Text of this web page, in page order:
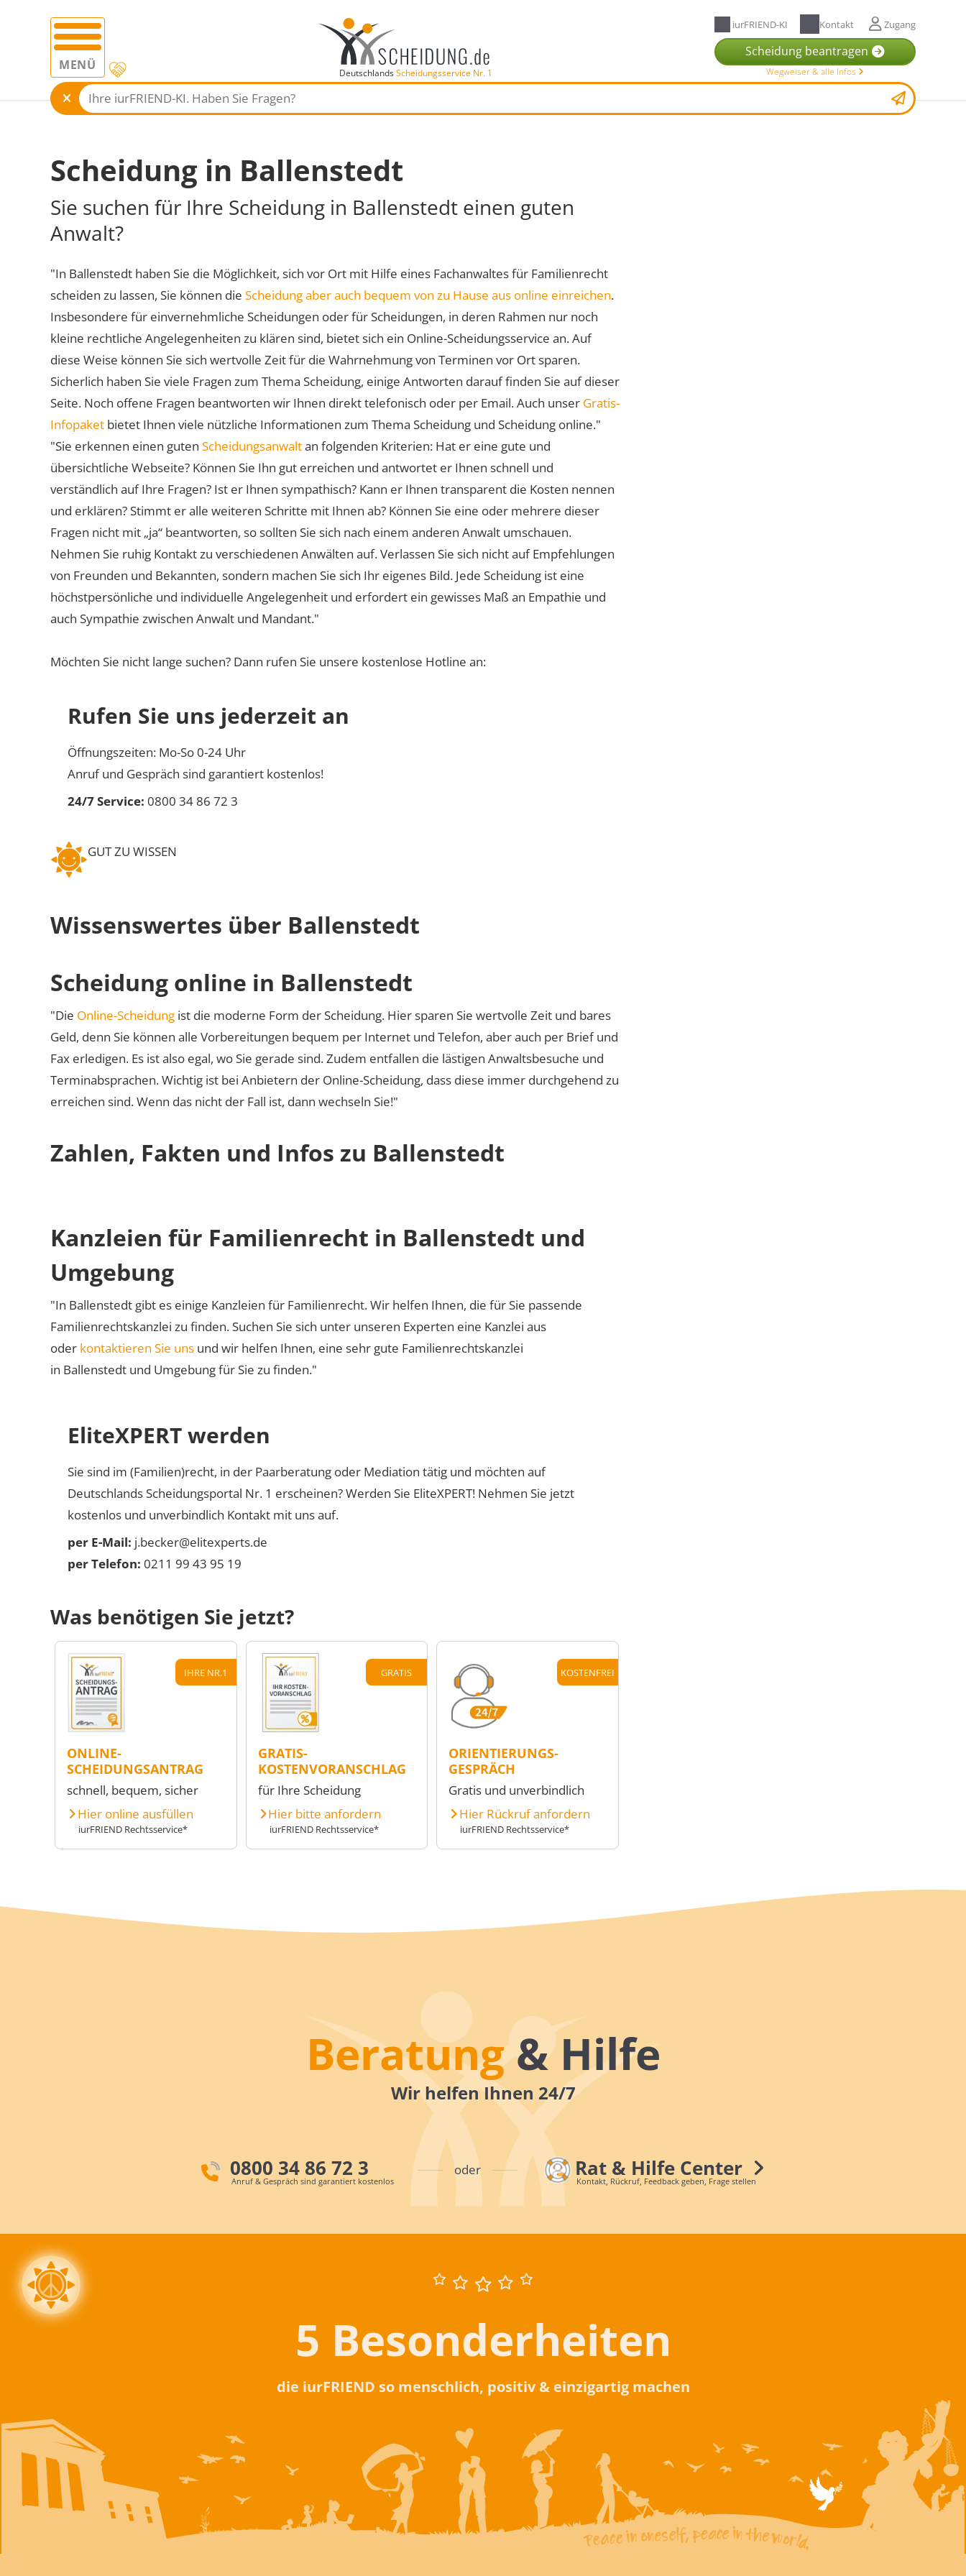
MENÜ DeutschlandsScheidungsservice Nr. 1
iurFRIEND-KI Kontakt Zugang
Scheidung beantragen
Wegweiser & alle Infos
Scheidung in Ballenstedt
Sie suchen für Ihre Scheidung in Ballenstedt einen guten
Anwalt?
"In Ballenstedt haben Sie die Möglichkeit, sich vor Ort mit Hilfe eines Fachanwaltes für Familienrecht
scheiden zu lassen, Sie können die Scheidung aber auch bequem von zu Hause aus online einreichen.
Insbesondere für einvernehmliche Scheidungen oder für Scheidungen, in deren Rahmen nur noch
kleine rechtliche Angelegenheiten zu klären sind, bietet sich ein Online-Scheidungsservice an. Auf
diese Weise können Sie sich wertvolle Zeit für die Wahrnehmung von Terminen vor Ort sparen.
Sicherlich haben Sie viele Fragen zum Thema Scheidung, einige Antworten darauf finden Sie auf dieser
Seite. Noch offene Fragen beantworten wir Ihnen direkt telefonisch oder per Email. Auch unser Gratis-
Infopaket bietet Ihnen viele nützliche Informationen zum Thema Scheidung und Scheidung online."
"Sie erkennen einen guten Scheidungsanwaltan folgenden Kriterien: Hat er eine gute und
übersichtliche Webseite? Können Sie Ihn gut erreichen und antwortet er Ihnen schnell und
verständlich auf Ihre Fragen? Ist er Ihnen sympathisch? Kann er Ihnen transparent die Kosten nennen
und erklären? Stimmt er alle weiteren Schritte mit Ihnen ab? Können Sie eine oder mehrere dieser
Fragen nicht mit „ja“ beantworten, so sollten Sie sich nach einem anderen Anwalt umschauen.
Nehmen Sie ruhig Kontakt zu verschiedenen Anwälten auf. Verlassen Sie sich nicht auf Empfehlungen
von Freunden und Bekannten, sondern machen Sie sich Ihr eigenes Bild. Jede Scheidung ist eine
höchstpersönliche und individuelle Angelegenheit und erfordert ein gewisses Maß an Empathie und
auch Sympathie zwischen Anwalt und Mandant."
Möchten Sie nicht lange suchen? Dann rufen Sie unsere kostenlose Hotline an:
Rufen Sie uns jederzeit an
Öffnungszeiten: Mo-So 0-24 Uhr
Anruf und Gespräch sind garantiert kostenlos!
24/7 Service: 0800 34 86 72 3
GUT ZU WISSEN
Wissenswertes über Ballenstedt
Scheidung online in Ballenstedt
"Die Online-Scheidung ist die moderne Form der Scheidung. Hier sparen Sie wertvolle Zeit und bares
Geld, denn Sie können alle Vorbereitungen bequem per Internet und Telefon, aber auch per Brief und
Fax erledigen. Es ist also egal, wo Sie gerade sind. Zudem entfallen die lästigen Anwaltsbesuche und
Terminabsprachen. Wichtig ist bei Anbietern der Online-Scheidung, dass diese immer durchgehend zu
erreichen sind. Wenn das nicht der Fall ist, dann wechseln Sie!"
Zahlen, Fakten und Infos zu Ballenstedt
Kanzleien für Familienrecht in Ballenstedt und
Umgebung
"In Ballenstedt gibt es einige Kanzleien für Familienrecht. Wir helfen Ihnen, die für Sie passende
Familienrechtskanzlei zu finden. Suchen Sie sich unter unseren Experten eine Kanzlei aus
oder kontaktieren Sie uns und wir helfen Ihnen, eine sehr gute Familienrechtskanzlei
in Ballenstedt und Umgebung für Sie zu finden."
EliteXPERT werden
Sie sind im (Familien)recht, in der Paarberatung oder Mediation tätig und möchten auf
Deutschlands Scheidungsportal Nr. 1 erscheinen? Werden Sie EliteXPERT! Nehmen Sie jetzt
kostenlos und unverbindlich Kontakt mit uns auf.
per E-Mail: j.becker@elitexperts.de
per Telefon: 0211 99 43 95 19
Was benötigen Sie jetzt?
IHRE NR.1
ONLINE-
SCHEIDUNGSANTRAG
schnell, bequem, sicher
Hier online ausfüllen
iurFRIEND Rechtsservice*
GRATIS
GRATIS-
KOSTENVORANSCHLAG
für Ihre Scheidung
Hier bitte anfordern
iurFRIEND Rechtsservice*
KOSTENFREI
ORIENTIERUNGS-
GESPRÄCH
Gratis und unverbindlich
Hier Rückruf anfordern
iurFRIEND Rechtsservice*
Beratung& Hilfe
Wir helfen Ihnen 24/7
0800 34 86 72 3
Anruf & Gespräch sind garantiert kostenlos
oder Rat & Hilfe Center
Kontakt, Rückruf, Feedback geben, Frage stellen
5 Besonderheiten
die iurFRIEND so menschlich, positiv & einzigartig machen